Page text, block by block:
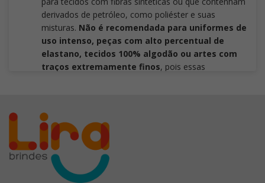
derivados de petróleo, como poliéster e suas
misturas. Não é recomendada para uniformes de
uso intenso, peças com alto percentual de
elastano, tecidos 100% algodão ou artes com
traços extremamente finos, pois essas
Silk Mesa Corrida:
serigrafia indicada para personalizar brindes com
superfícies planas ou levemente curvas. Oferece
excelente cobertura, cores vivas e alta durabilidade,
sendo ideal para logotipos e artes em uma ou mais